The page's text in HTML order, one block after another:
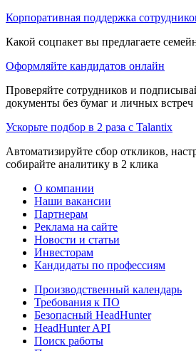
Корпоративная поддержка
Какой соцпакет вы предлагаете
Оформляйте кандидатов онлайн
Проверяйте сотрудников и
документы без бумаг и личных встреч
Ускорьте подбор в 2 раза с Talantix
Автоматизируйте сбор откликов,
собирайте аналитику в 2 клика
О компании
Наши вакансии
Партнерам
Реклама на сайте
Новости и статьи
Инвесторам
Кандидаты по профессиям
Производственный календарь
Требования к ПО
Безопасный HeadHunter
HeadHunter API
Поиск работы